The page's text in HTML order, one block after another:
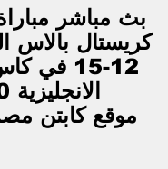
بث مباشر
12-15 في
الانجليزية 9.30م
موقع كابتن